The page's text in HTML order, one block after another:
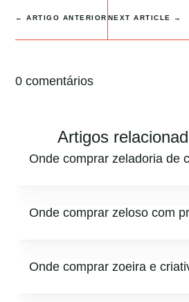
←ARTIGO ANTERIOR NEXT ARTICLE →
0 comentários
Artigos
Onde comprar zeladoria de
Onde comprar zeloso com
Onde comprar zoeira e